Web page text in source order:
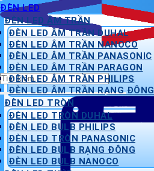
Tìm
kiếm:
ĐÈN LED
ĐÈN LED ÂM TRẦN
ĐÈN LED ÂM TRẦN DUHAL
ĐÈN LED ÂM TRẦN NANOCO
ĐÈN LED ÂM TRẦN PANASONIC
ĐÈN LED ÂM TRẦN PARAGON
ĐÈN LED ÂM TRẦN PHILIPS
ĐÈN LED ÂM TRẦN RẠNG ĐÔNG
ĐÈN LED TRÒN
ĐÈN LED TRÒN DUHAL
ĐÈN LED BULB PHILIPS
ĐÈN LED TRÒN PANASONIC
ĐÈN LED BULB RẠNG ĐÔNG
ĐÈN LED BULB NANOCO